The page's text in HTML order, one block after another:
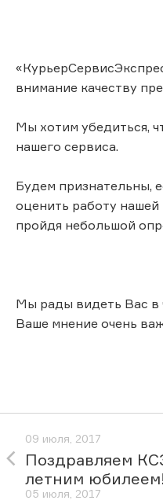
внимание качеству
Мы хотим убедиться,
нашего сервиса.
Будем признательны,
оценить работу нашей
пройдя небольшой
Мы рады видеть Вас в
Ваше мнение очень
09 июля, 2017
Поздравляем
летним юбилеем!
05 июля, 2017